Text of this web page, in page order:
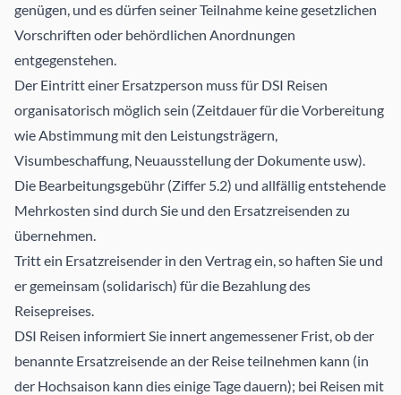
genügen, und es dürfen seiner Teilnahme keine gesetzlichen
Vorschriften oder behördlichen Anordnungen
entgegenstehen.
Der Eintritt einer Ersatzperson muss für DSI Reisen
organisatorisch möglich sein (Zeitdauer für die Vorbereitung
wie Abstimmung mit den Leistungsträgern,
Visumbeschaffung, Neuausstellung der Dokumente usw).
Die Bearbeitungsgebühr (Ziffer 5.2) und allfällig entstehende
Mehrkosten sind durch Sie und den Ersatzreisenden zu
übernehmen.
Tritt ein Ersatzreisender in den Vertrag ein, so haften Sie und
er gemeinsam (solidarisch) für die Bezahlung des
Reisepreises.
DSI Reisen informiert Sie innert angemessener Frist, ob der
benannte Ersatzreisende an der Reise teilnehmen kann (in
der Hochsaison kann dies einige Tage dauern); bei Reisen mit